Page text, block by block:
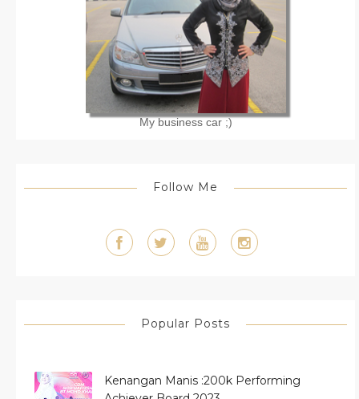
My business car ;)
Follow Me
Popular Posts
Kenangan Manis :200k Performing